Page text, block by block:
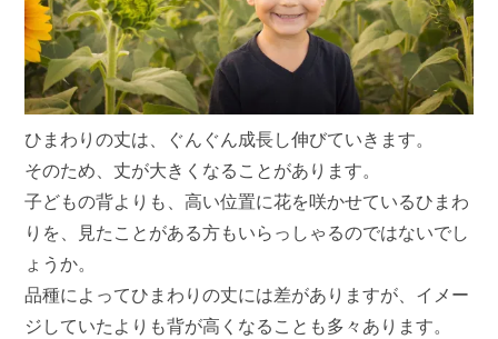
ひまわりの丈は、ぐんぐん成長し伸びていきます。
そのため、丈が大きくなることがあります。
子どもの背よりも、高い位置に花を咲かせているひまわ
りを、見たことがある方もいらっしゃるのではないでし
ょうか。
品種によってひまわりの丈には差がありますが、イメー
ジしていたよりも背が高くなることも多々あります。